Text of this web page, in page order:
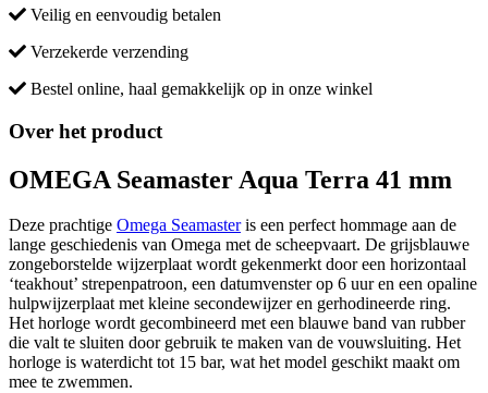
Veilig en eenvoudig betalen
Verzekerde verzending
Bestel online, haal gemakkelijk op in onze winkel
Over het product
OMEGA Seamaster Aqua Terra 41 mm
Deze prachtige Omega Seamasteris een perfect hommage aan de
lange geschiedenis van Omega met de scheepvaart. De grijsblauwe
zongeborstelde wijzerplaat wordt gekenmerkt door een horizontaal
‘teakhout’ strepenpatroon, een datumvenster op 6 uur en een opaline
hulpwijzerplaat met kleine secondewijzer en gerhodineerde ring.
Het horloge wordt gecombineerd met een blauwe band van rubber
die valt te sluiten door gebruik te maken van de vouwsluiting. Het
horloge is waterdicht tot 15 bar, wat het model geschikt maakt om
mee te zwemmen.